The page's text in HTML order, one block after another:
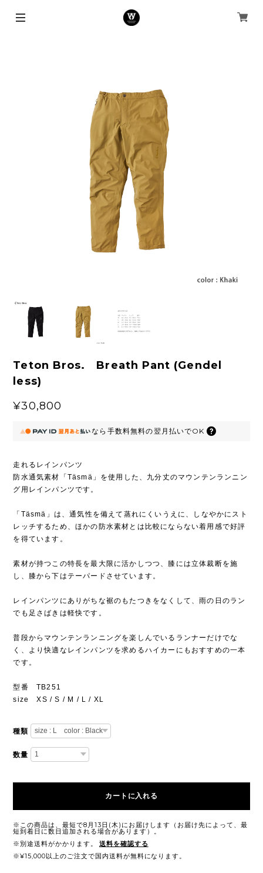
Teton Bros. Breath Pant (Gendel
less)
¥30,800
なら 手数料無料の翌月払いでOK
走れるレインパンツ
防水通気素材「Täsmä」を使用した、九分丈のマウンテンランニン
グ用レインパンツです。
「Täsmä」は、通気性を備えて蒸れにくいうえに、しなやかにスト
レッチするため、ほかの防水素材とは比較にならない着用感で好評
を得ています。
素材が持つこの特長を最大限に活かしつつ、膝には立体裁断を施
し、膝から下はテーパードさせています。
レインパンツにありがちな裾のもたつきをなくして、雨の日のラン
でも足さばきは軽快です。
普段からマウンテンランニングを楽しんでいるランナーだけでな
く、より快適なレインパンツを求めるハイカーにもおすすめの一本
です。
型番 TB251
size XS / S / M / L / XL
種類
数量
カートに入れる
※この商品は、最短で8月13日(木)にお届けします（お届け先によって、最
短到着日に数日追加される場合があります）。
※別途送料がかかります。
送料を確認する
※¥15,000以上のご注文で国内送料が無料になります。